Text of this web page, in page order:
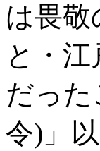
は畏
と・
だっ
令)」